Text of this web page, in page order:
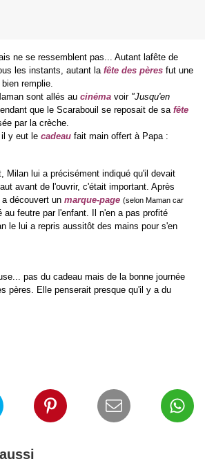
ne se ressemblent pas... Autant lafête de
les instants, autant lafête des pères fut une
remplie.
sont allés au cinéma voir "Jusqu'en
que le Scarabouil se reposait de sa fête
par la crèche.
y eut le cadeau fait main offert à Papa :
Milan lui a précisément indiqué qu'il devait
avant de l'ouvrir, c'était important. Après
découvert un marque-page (selon Maman car
au feutre par l'enfant. Il n'en a pas profité
le lui a repris aussitôt des mains pour s'en
pas du cadeau mais de la bonne journée
pères. Elle penserait presque qu'il y a du